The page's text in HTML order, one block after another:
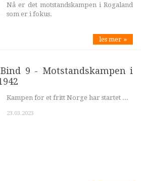
Nå er det motstandskampen i Rogaland
som er i fokus.
les mer »
9 - Motstandskampen i
Kampen for et fritt Norge har startet ...
23.03.2023